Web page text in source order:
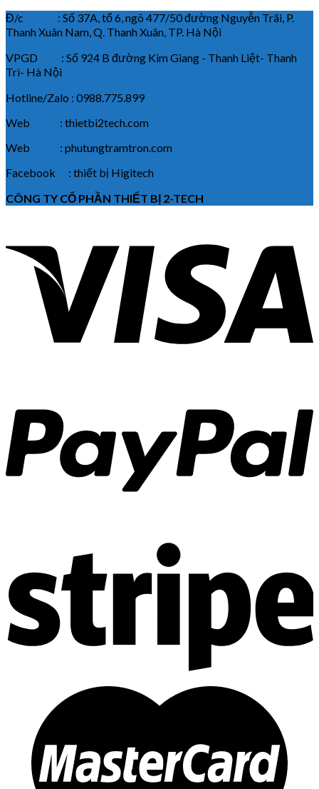
Đ/c : Số 37A, tổ 6, ngõ 477/50 đường Nguyễn Trãi, P.
Thanh Xuân Nam, Q. Thanh Xuân, TP. Hà Nội
VPGD : Số 924 B đường Kim Giang - Thanh Liệt- Thanh
Trì- Hà Nội
Hotline/Zalo : 0988.775.899
Web : thietbi2tech.com
Web : phutungtramtron.com
Facebook : thiết bị Higitech
CÔNG TY CỔ PHẦN THIẾT BỊ 2-TECH